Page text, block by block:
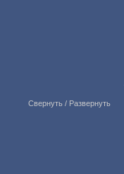
Свернуть / Развернуть